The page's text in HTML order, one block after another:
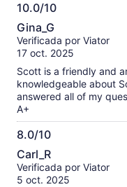
10.0/10
10.0
de
10
Gina_G
Verificada por Viator
17 oct. 2025
Scott is a friendly and
knowledgeable about
answered all of my
A+
8.0/10
8.0
de
10
Carl_R
Verificada por Viator
5 oct. 2025